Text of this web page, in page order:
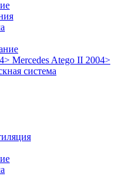
Mercedes Atego II 2004>
система